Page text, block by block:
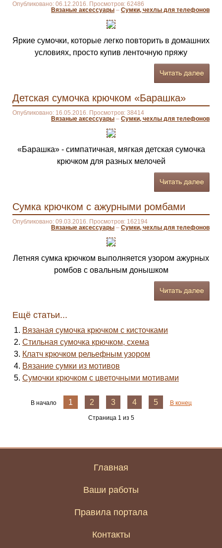
Опубликовано: 06.12.2016. Просмотров: 62486
Вязаные аксессуары – Сумки, чехлы для телефонов
Яркие сумочки, которые легко повторить в домашних
условиях, просто купив ленточную пряжу
Детская сумочка крючком «Барашка»
Опубликовано: 16.05.2016. Просмотров: 38414
Вязаные аксессуары – Сумки, чехлы для телефонов
«Барашка» - симпатичная, мягкая детская сумочка
крючком для разных мелочей
Сумка крючком с ажурными ромбами
Опубликовано: 09.03.2016. Просмотров: 162194
Вязаные аксессуары – Сумки, чехлы для телефонов
Летняя сумка крючком выполняется узором ажурных
ромбов с овальным донышком
Ещё статьи...
Вязаная сумочка крючком с кисточками
Стильная сумочка крючком, схема
Клатч крючком рельефным узором
Вязание сумки из мотивов
Сумочки крючком с цветочными мотивами
В начало 1 2 3 4 5 В конец
Страница 1 из 5
Главная
Ваши работы
Правила портала
Контакты